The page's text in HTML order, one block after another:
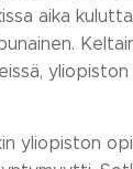
aika
yliopiston